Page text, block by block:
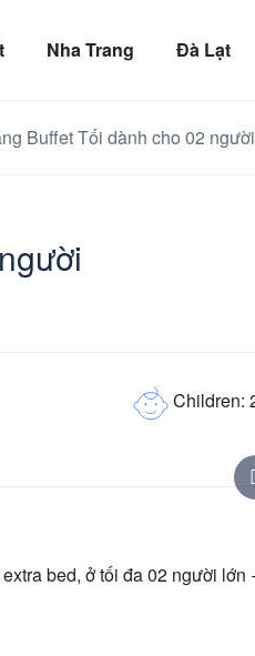
Nha Trang Đà Lạt
Buffet Tối dành cho 02 người
Children:
bed, ở tối đa 02 người lớn